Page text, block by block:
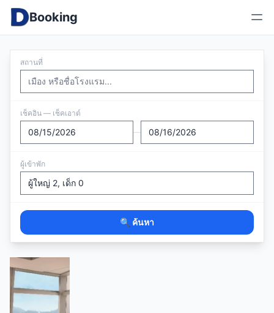
Booking
สถานที่
เช็คอิน — เช็คเอาต์
—
ผู้เข้าพัก
🔍 ค้นหา